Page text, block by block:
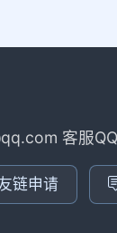
客服
链申请